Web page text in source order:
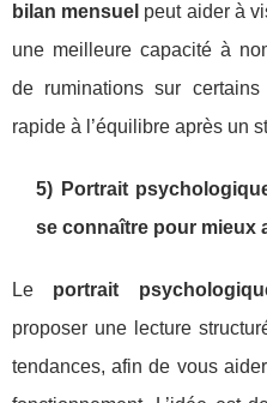
bilan mensuel peut aider à
une meilleure capacité à
de ruminations sur
rapide à l’équilibre après un
5) Portrait
se connaître pour mieux
Le portrait
proposer une lecture
tendances, afin de vous